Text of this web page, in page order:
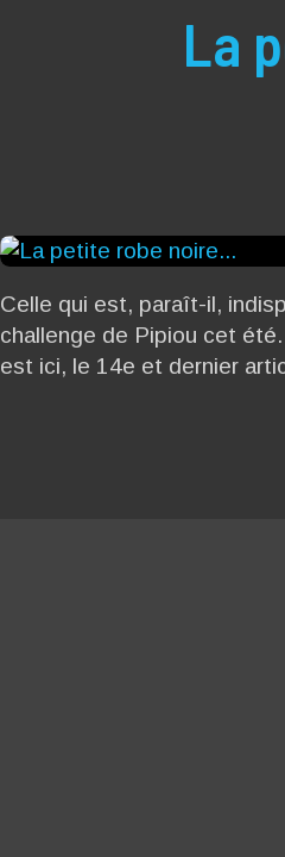
La
Celle qui est, paraît-il,
challenge de Pipiou cet
est ici, le 14e et dernier